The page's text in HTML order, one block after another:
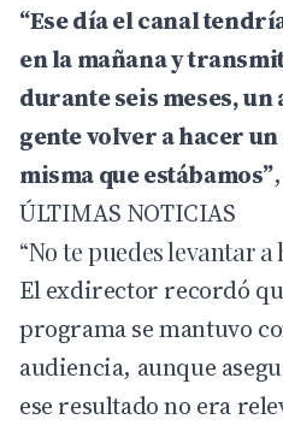
“Ese día el canal
en la mañana y
durante seis meses, un
gente volver a hacer
misma que estábamos”
ÚLTIMAS NOTICIAS
“No te puedes levantar
El exdirector recordó
programa se mantuvo
audiencia, aunque
ese resultado no era